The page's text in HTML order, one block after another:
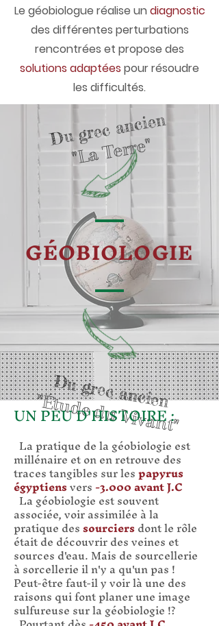
Le géobiologue réalise undiagnostic
des différentes perturbations
rencontrées et propose des
solutions adaptées pour résoudre
les difficultés.
Du grec ancien
"La Terre"
GÉOBIOLOGIE
Du grec ancien
"Étude du Vivant"
UN PEU D'HISTOIRE :
La pratique de la géobiologie est
millénaire et on en retrouve des
traces tangibles sur lespapyrus
égyptiensvers-3.000 avant J.C
La géobiologie est souvent
associée, voir assimilée à la
pratique dessourciersdont le rôle
était de découvrir des veines et
sources d'eau. Mais de sourcellerie
à sorcellerie il n'y a qu'un pas !
Peut-être faut-il y voir là une des
raisons qui font planer une image
sulfureuse sur la géobiologie !?